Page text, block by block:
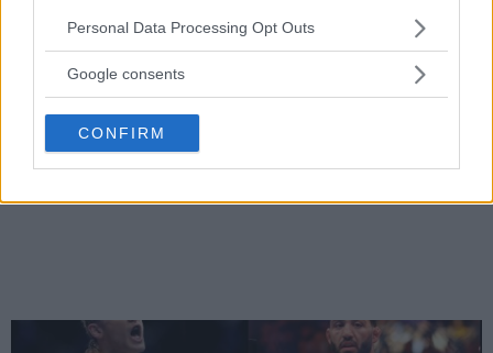
Please note that this website/app uses one or more Google
not limited to your visit or usage behaviour. You may click to
use your data for below specified purposes in below Google
consent section.
Personal Data Processing Opt Outs
Google consents
CONFIRM
DILLON DANIS
Hype FC ønsker å booke Dillon Danis vs Chanko Zaynukov